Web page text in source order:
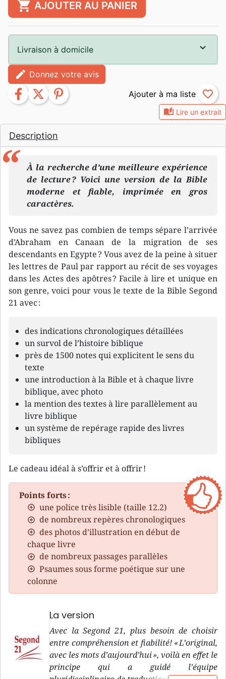
auto_stories Lire un extrait
Description
À la recherche d’une meilleure expérience
de lecture ? Voici une version de la Bible
moderne et fiable, imprimée en gros
caractères.
Vous ne savez pas combien de temps sépare l’arrivée
d’Abraham en Canaan de la migration de ses
descendants en Egypte ? Vous avez de la peine à situer
les lettres de Paul par rapport au récit de ses voyages
dans les Actes des apôtres ? Facile à lire et unique en
son genre, voici pour vous le texte de la Bible Segond
21 avec :
des indications chronologiques détaillées
un survol de l’histoire biblique
près de 1500 notes qui explicitent le sens du
texte
une introduction à la Bible et à chaque livre
biblique, avec photo
la mention des textes à lire parallèlement au
livre biblique
un système de repérage rapide des livres
bibliques
Le cadeau idéal à s’offrir et à offrir !
Points forts :
une police très lisible (taille 12.2)
de nombreux repères chronologiques
des photos d’illustration en début de
chaque livre
de nombreux passages parallèles
Psaumes sous forme poétique sur une
colonne
La version
Avec la Segond 21, plus besoin de choisir
entre compréhension et fiabilité! « L’original,
avec les mots d’aujourd’hui », voilà en effet le
principe qui a guidé l’équipe
shopping_cart AJOUTER AU PANIER
Livraison à domicile
edit Donnez votre avis
facebook twitter pinterest favorite_border